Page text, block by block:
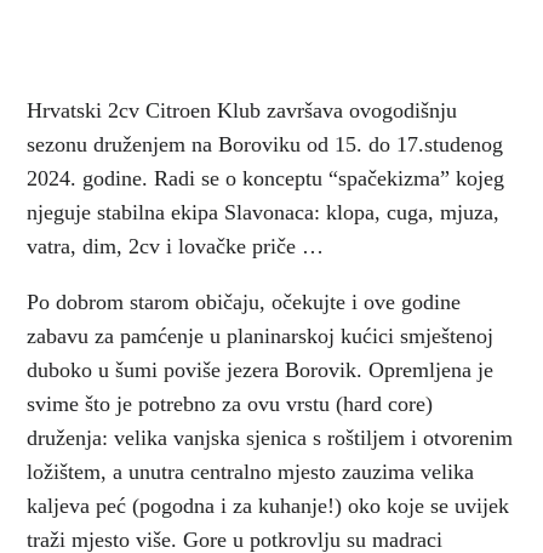
Hrvatski 2cv Citroen Klub završava ovogodišnju
sezonu druženjem na Boroviku od 15. do 17.studenog
2024. godine. Radi se o konceptu “spačekizma” kojeg
njeguje stabilna ekipa Slavonaca: klopa, cuga, mjuza,
vatra, dim, 2cv i lovačke priče …
Po dobrom starom običaju, očekujte i ove godine
zabavu za pamćenje u planinarskoj kućici smještenoj
duboko u šumi poviše jezera Borovik. Opremljena je
svime što je potrebno za ovu vrstu (hard core)
druženja: velika vanjska sjenica s roštiljem i otvorenim
ložištem, a unutra centralno mjesto zauzima velika
kaljeva peć (pogodna i za kuhanje!) oko koje se uvijek
traži mjesto više. Gore u potkrovlju su madraci